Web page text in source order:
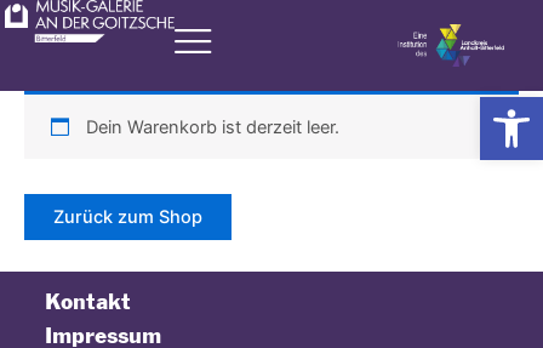
Zum
Inhalt
Dein Warenkorb ist derzeit leer.
Zurück zum Shop
Kontakt
Impressum